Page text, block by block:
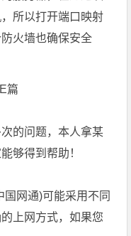
所以打开端口映射
火墙也确保安全
篇
的问题，本人拿某
够得到帮助！
网通)可能采用不同
上网方式，如果您